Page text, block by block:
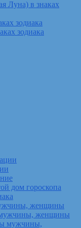
Луна) в знаках
зодиака
зодиака
дом гороскопа
женщины
мужчины, женщины
мужчины,